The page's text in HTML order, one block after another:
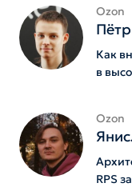
Ozon
Как
в
Ozon
RPS